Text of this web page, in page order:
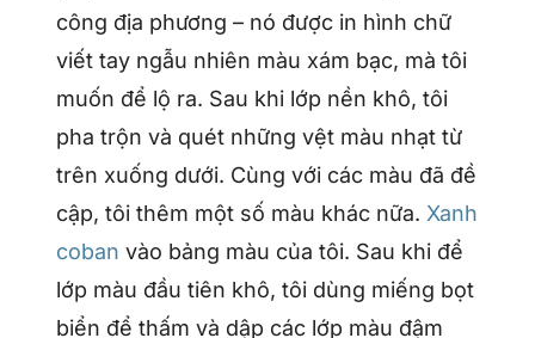
công địa phương – nó được in hình chữ
viết tay ngẫu nhiên màu xám bạc, mà tôi
muốn để lộ ra. Sau khi lớp nền khô, tôi
pha trộn và quét những vệt màu nhạt từ
trên xuống dưới. Cùng với các màu đã đề
cập, tôi thêm một số màu khác nữa.Xanh
coban vào bảng màu của tôi. Sau khi để
lớp màu đầu tiên khô, tôi dùng miếng bọt
biển để thấm và dập các lớp màu đậm